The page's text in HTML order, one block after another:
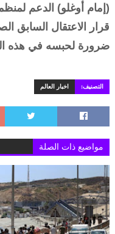
(إمام أوغلو) الدعم
قرار الاعتقال السابق
ضرورة لحبسه في هذه
التصنيف: اخبار العالم
مواضيع ذات الصلة